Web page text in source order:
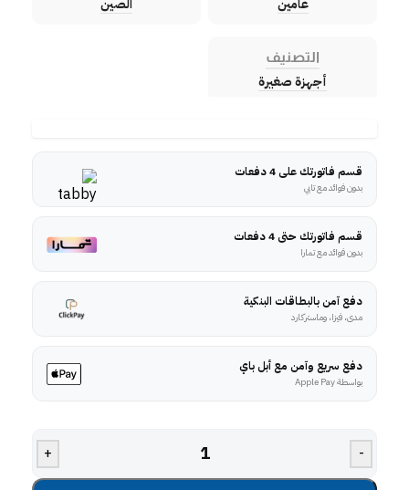
عامين الصين
التصنيف
أجهزة صغيرة
قسم فاتورتك على 4 دفعات
بدون فوائد مع تابي
قسم فاتورتك حتى 4 دفعات
بدون فوائد مع تمارا
دفع آمن بالبطاقات البنكية
مدى، فيزا، وماستركارد
دفع سريع وآمن مع أبل باي
بواسطة Apple Pay
-
+